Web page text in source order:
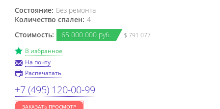
Состояние: Без ремонта
Количество спален: 4
Стоимость:
65 000 000 руб.
$ 791 077
В избранное
На почту
Распечатать
+7 (495) 120-00-99
ЗАКАЗАТЬ ПРОСМОТР